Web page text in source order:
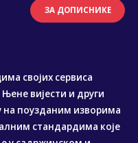
ЗА ДОПИСНИКЕ
својих сервиса
вијести и други
на поузданим изворима
стандардима које